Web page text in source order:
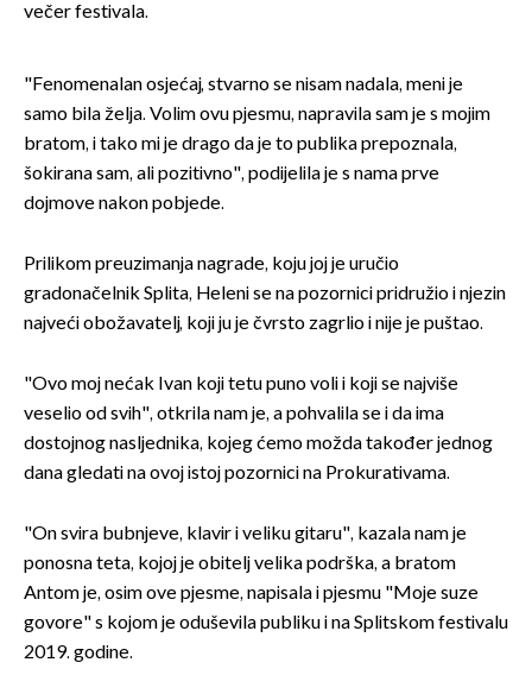
večer festivala.
"Fenomenalan osjećaj, stvarno se nisam nadala, meni je
samo bila želja. Volim ovu pjesmu, napravila sam je s mojim
bratom, i tako mi je drago da je to publika prepoznala,
šokirana sam, ali pozitivno", podijelila je s nama prve
dojmove nakon pobjede.
Prilikom preuzimanja nagrade, koju joj je uručio
gradonačelnik Splita, Heleni se na pozornici pridružio i njezin
najveći obožavatelj, koji ju je čvrsto zagrlio i nije je puštao.
"Ovo moj nećak Ivan koji tetu puno voli i koji se najviše
veselio od svih", otkrila nam je, a pohvalila se i da ima
dostojnog nasljednika, kojeg ćemo možda također jednog
dana gledati na ovoj istoj pozornici na Prokurativama.
"On svira bubnjeve, klavir i veliku gitaru", kazala nam je
ponosna teta, kojoj je obitelj velika podrška, a bratom
Antom je, osim ove pjesme, napisala i pjesmu "Moje suze
govore" s kojom je oduševila publiku i na Splitskom festivalu
2019. godine.